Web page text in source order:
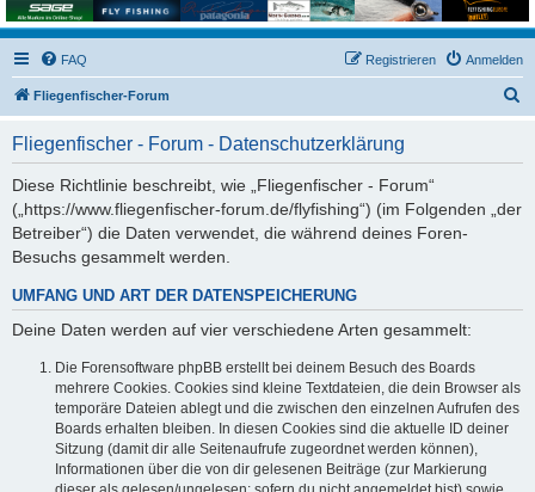
FAQ Anmelden
Registrieren
Fliegenfischer-Forum
Fliegenfischer - Forum - Datenschutzerklärung
Diese Richtlinie beschreibt, wie „Fliegenfischer - Forum“
(„https://www.fliegenfischer-forum.de/flyfishing“) (im Folgenden „der
Betreiber“) die Daten verwendet, die während deines Foren-
Besuchs gesammelt werden.
UMFANG UND ART DER DATENSPEICHERUNG
Deine Daten werden auf vier verschiedene Arten gesammelt:
Die Forensoftware phpBB erstellt bei deinem Besuch des Boards
mehrere Cookies. Cookies sind kleine Textdateien, die dein Browser als
temporäre Dateien ablegt und die zwischen den einzelnen Aufrufen des
Boards erhalten bleiben. In diesen Cookies sind die aktuelle ID deiner
Sitzung (damit dir alle Seitenaufrufe zugeordnet werden können),
Informationen über die von dir gelesenen Beiträge (zur Markierung